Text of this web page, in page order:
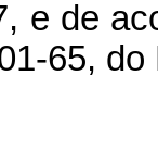
e de
65,